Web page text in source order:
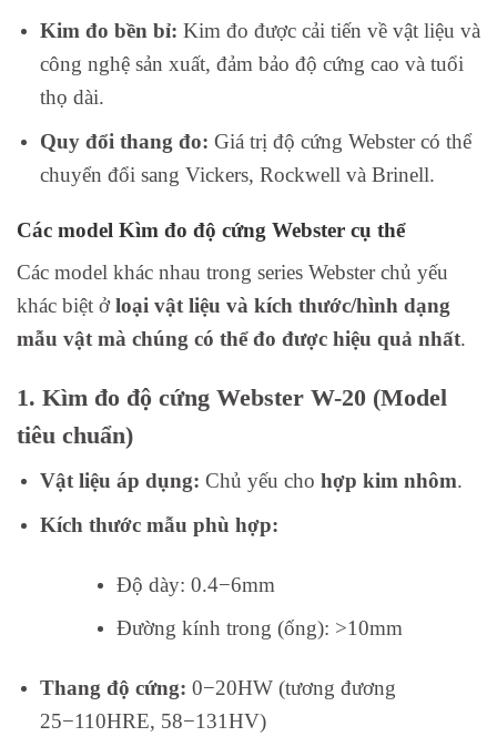
Kim đo bền bỉ: Kim đo được cải tiến về vật liệu và
công nghệ sản xuất, đảm bảo độ cứng cao và tuổi
thọ dài.
Quy đổi thang đo: Giá trị độ cứng Webster có thể
chuyển đổi sang Vickers, Rockwell và Brinell.
Các model Kìm đo độ cứng Webster cụ thể
Các model khác nhau trong series Webster chủ yếu
khác biệt ởloại vật liệu và kích thước/hình dạng
mẫu vật mà chúng có thể đo được hiệu quả nhất.
1. Kìm đo độ cứng Webster W-20 (Model
tiêu chuẩn)
Vật liệu áp dụng: Chủ yếu cho hợp kim nhôm.
Kích thước mẫu phù hợp:
Độ dày: 0.4−6mm
Đường kính trong (ống): >10mm
Thang độ cứng: 0−20HW(tương đương
25−110HRE, 58−131HV)